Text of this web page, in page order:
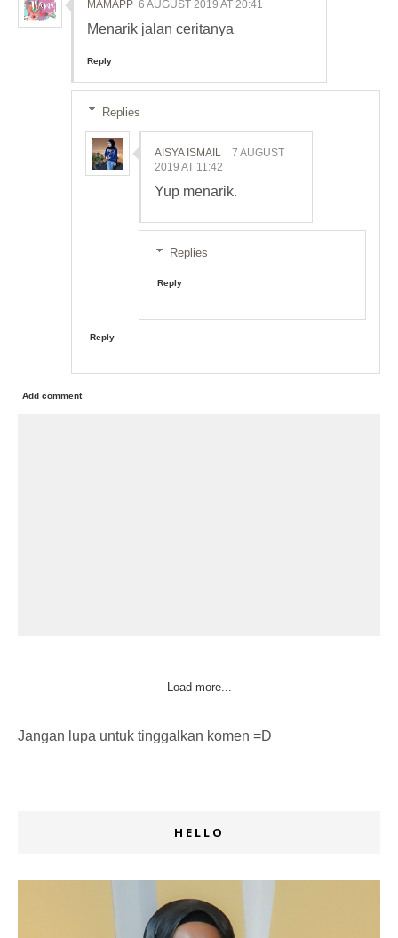
MAMAPP 6 AUGUST 2019 AT 20:41
Menarik jalan ceritanya
Reply
Replies
AISYA ISMAIL
7 AUGUST
2019 AT 11:42
Yup menarik.
Replies
Reply
Reply
Add comment
Load more...
Jangan lupa untuk tinggalkan komen =D
HELLO